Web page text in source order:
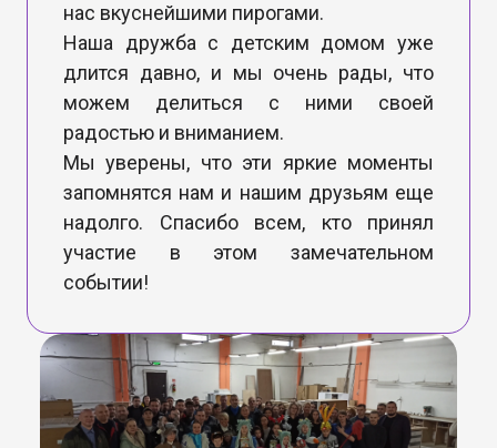
нас вкуснейшими пирогами.
Наша дружба с детским домом уже
длится давно, и мы очень рады, что
можем делиться с ними своей
радостью и вниманием.
Мы уверены, что эти яркие моменты
запомнятся нам и нашим друзьям еще
надолго. Спасибо всем, кто принял
участие в этом замечательном
событии!